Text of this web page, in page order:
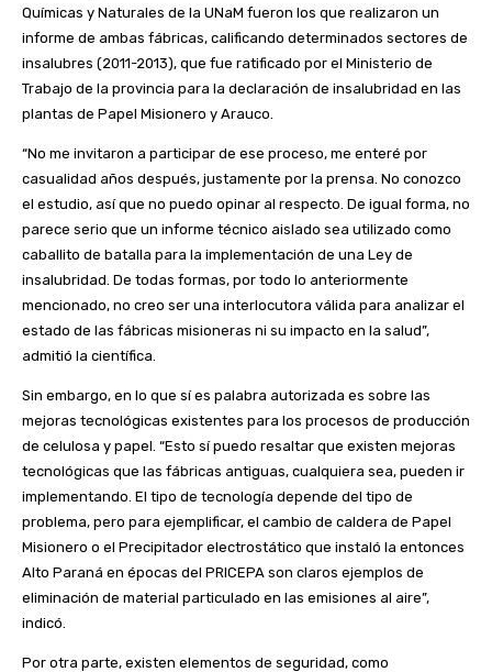
Químicas y Naturales de la UNaM fueron los que realizaron un
informe de ambas fábricas, calificando determinados sectores de
insalubres (2011-2013), que fue ratificado por el Ministerio de
Trabajo de la provincia para la declaración de insalubridad en las
plantas de Papel Misionero y Arauco.
“No me invitaron a participar de ese proceso, me enteré por
casualidad años después, justamente por la prensa. No conozco
el estudio, así que no puedo opinar al respecto. De igual forma, no
parece serio que un informe técnico aislado sea utilizado como
caballito de batalla para la implementación de una Ley de
insalubridad. De todas formas, por todo lo anteriormente
mencionado, no creo ser una interlocutora válida para analizar el
estado de las fábricas misioneras ni su impacto en la salud”,
admitió la científica.
Sin embargo, en lo que sí es palabra autorizada es sobre las
mejoras tecnológicas existentes para los procesos de producción
de celulosa y papel. “Esto sí puedo resaltar que existen mejoras
tecnológicas que las fábricas antiguas, cualquiera sea, pueden ir
implementando. El tipo de tecnología depende del tipo de
problema, pero para ejemplificar, el cambio de caldera de Papel
Misionero o el Precipitador electrostático que instaló la entonces
Alto Paraná en épocas del PRICEPA son claros ejemplos de
eliminación de material particulado en las emisiones al aire”,
indicó.
Por otra parte, existen elementos de seguridad, como